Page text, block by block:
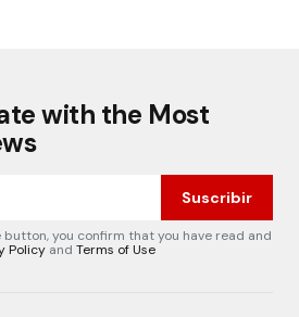
with the Most
Suscribir
you confirm that you have read and
Policy and Terms of Use